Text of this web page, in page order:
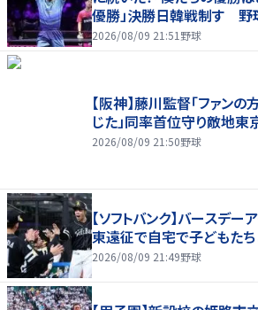
優勝」決勝日韓戦制す 野
ンスで歓喜爆発 本音もち
2026/08/09 21:51 野球
【阪神】藤川監督「ファン
じた」同率首位守り敵地
2026/08/09 21:50野球
【ソフトバンク】バースデ
東遠征で自宅で子どもたち
2026/08/09 21:49野球